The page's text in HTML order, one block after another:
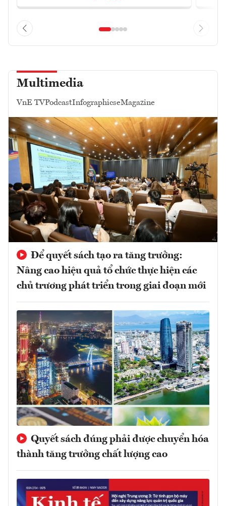
Multimedia
VnE TVPodcastInfographicseMagazine
Để quyết sách tạo ra tăng trưởng:
Nâng cao hiệu quả tổ chức thực hiện các
chủ trương phát triển trong giai đoạn mới
Quyết sách đúng phải được chuyển hóa
thành tăng trưởng chất lượng cao